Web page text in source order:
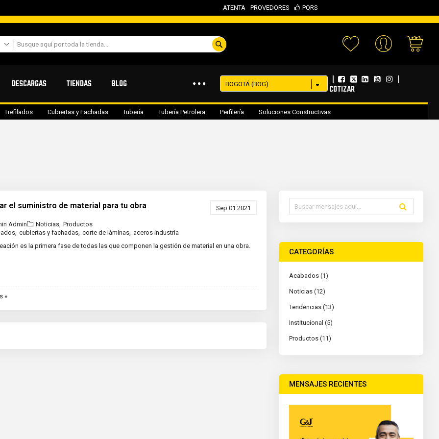
ATENTA PROVEDORES PQRS
Your
DESCARGAS TIENDAS BLOG | |
COTIZAR
Trefilados Cubiertas y Fachadas Tubería Tubería Petrolera Perfilería Soluciones Constructivas
Sep 01 2021
el suministro de material para tu obra
Admin Noticias, Productos
, cubiertas y fachadas, corte de láminas, aceros industria
es la primera fase de todas las que componen la gestión de material en una obra.
»
CATEGORÍAS
Acabados (1)
Noticias (12)
Tendencias (13)
Institucional (5)
Productos (11)
MENSAJES RECIENTES